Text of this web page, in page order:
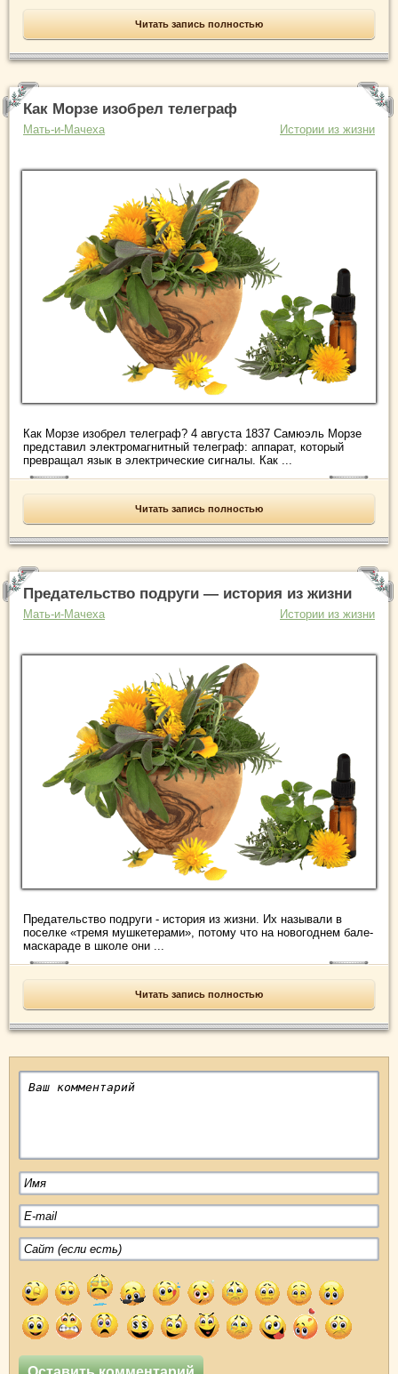
Читать запись полностью
Как Морзе изобрел телеграф
Мать-и-Мачеха Истории из жизни
Как Морзе изобрел телеграф? 4 августа 1837 Самюэль Морзе
представил электромагнитный телеграф: аппарат, который
превращал язык в электрические сигналы. Как ...
Читать запись полностью
Предательство подруги — история из жизни
Мать-и-Мачеха Истории из жизни
Предательство подруги - история из жизни. Их называли в
поселке «тремя мушкетерами», потому что на новогоднем бале-
маскараде в школе они ...
Читать запись полностью